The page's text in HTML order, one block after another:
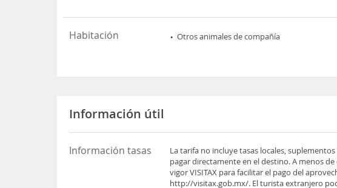
Habitación Otros animales de compañía
Información útil
Información tasas
La tarifa no incluye tasas locales,
pagar directamente en el destino. A menos
vigor VISITAX para facilitar el pago del
http://visitax.gob.mx/. El turista extranjero